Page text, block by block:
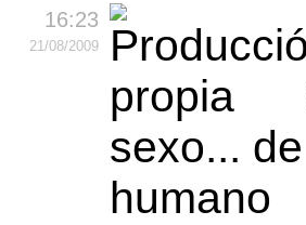
16:23
21/08/2009
sexo...
humano